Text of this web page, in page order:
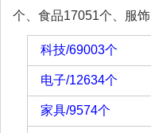
个、食品17051个、服饰
科技/69003个
电子/12634个
家具/9574个